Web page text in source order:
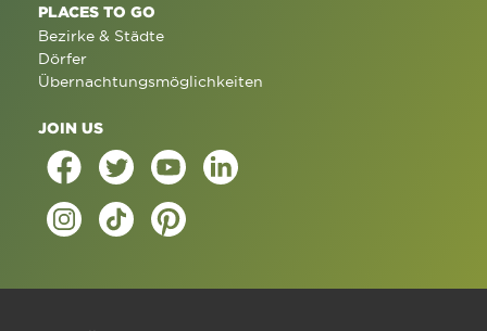
PLACES TO GO
Bezirke & Städte
Dörfer
Übernachtungsmöglichkeiten
JOIN US